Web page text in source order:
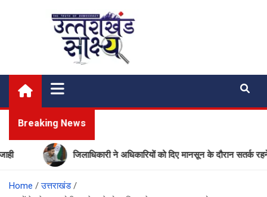
Uttarakhand Shakshya
My News Portal
Breaking News
जिलाधिकारी ने अधिकारियों को दिए मानसून के दौरान सतर्क रहने के
Home
उत्तराखंड